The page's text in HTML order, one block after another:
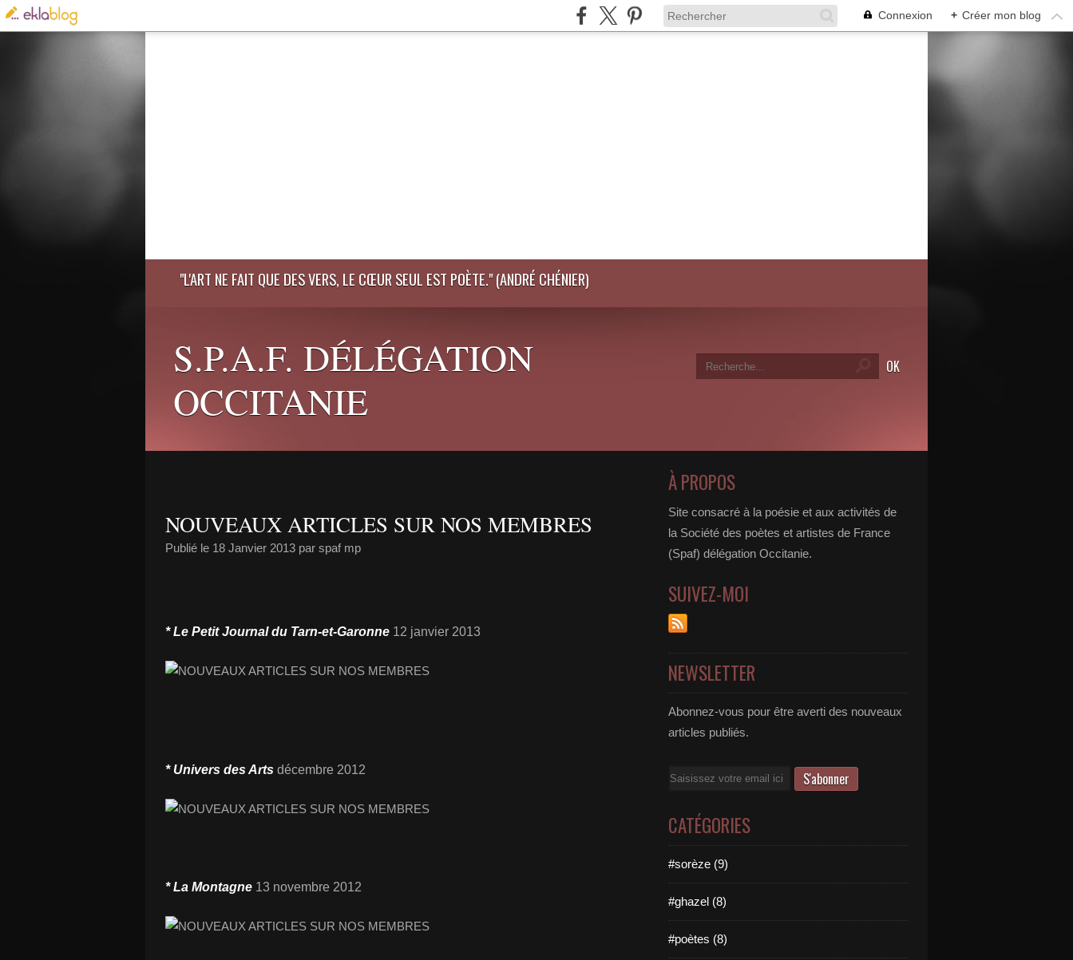
Connexion + Créer mon blog
"L'ART NE FAIT QUE DES VERS, LE CŒUR SEUL EST POÈTE." (ANDRÉ CHÉNIER)
S.P.A.F. DÉLÉGATION
OCCITANIE
NOUVEAUX ARTICLES SUR NOS MEMBRES
Publié le 18 Janvier 2013 par spaf mp
* Le Petit Journal du Tarn-et-Garonne 12 janvier 2013
* Univers des Arts décembre 2012
* La Montagne 13 novembre 2012
À PROPOS
Site consacré à la poésie et aux activités de
la Société des poètes et artistes de France
(Spaf) délégation Occitanie.
SUIVEZ-MOI
NEWSLETTER
Abonnez-vous pour être averti des nouveaux
articles publiés.
Email
CATÉGORIES
#sorèze (9)
#ghazel (8)
#poètes (8)